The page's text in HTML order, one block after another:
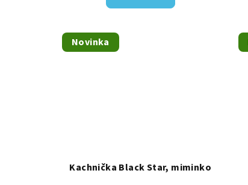
ůNovinka
Kachnička Black Star, miminko